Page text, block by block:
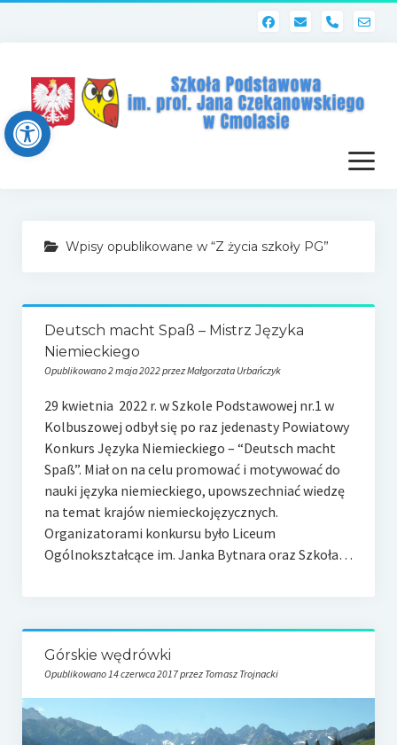
Open toolbar
phone
otwórz
menu
Dziennik elektroniczny (Librus)
Poczta szkolna
Dziennik elektroniczny
e-Rada
Logowanie
Wpisy opublikowane w “Z życia szkoły PG”
Deutsch macht Spaß – Mistrz Języka
Niemieckiego
Opublikowano 2 maja 2022 przez Małgorzata Urbańczyk
29 kwietnia 2022 r. w Szkole Podstawowej nr.1 w
Kolbuszowej odbył się po raz jedenasty Powiatowy
Konkurs Języka Niemieckiego – “Deutsch macht
Spaß”. Miał on na celu promować i motywować do
nauki języka niemieckiego, upowszechniać wiedzę
na temat krajów niemieckojęzycznych.
Organizatorami konkursu było Liceum
Ogólnokształcące im. Janka Bytnara oraz Szkoła…
Górskie wędrówki
Opublikowano 14 czerwca 2017 przez Tomasz Trojnacki